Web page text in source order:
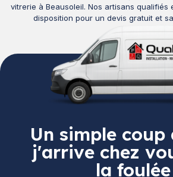
vitrerie à Beausoleil. Nos artisans qualifiés
disposition pour un devis gratuit et
Un simple
j'arrive chez
la foulée